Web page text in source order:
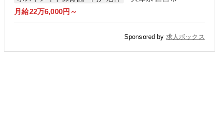
月給22万6,000円～
Sponsored by 求人ボックス